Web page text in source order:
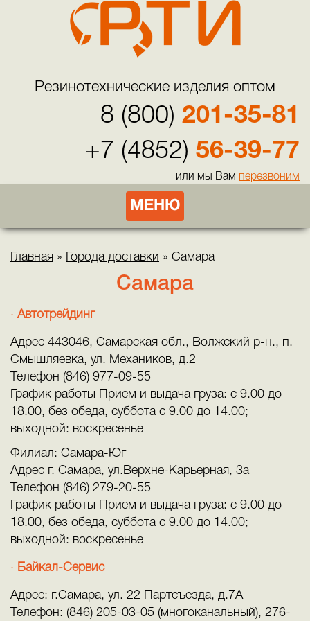
Резинотехнические изделия оптом
8 (800) 201-35-81
+7 (4852) 56-39-77
или мы Вам перезвоним
МЕНЮ
Главная » Города доставки » Самара
Самара
Автотрейдинг
Адрес 443046, Самарская обл., Волжский р-н., п.
Смышляевка, ул. Механиков, д.2
Телефон (846) 977-09-55
График работы Прием и выдача груза: с 9.00 до
18.00, без обеда, суббота с 9.00 до 14.00;
выходной: воскресенье
Филиал: Самара-Юг
Адрес г. Самара, ул.Верхне-Карьерная, 3а
Телефон (846) 279-20-55
График работы Прием и выдача груза: с 9.00 до
18.00, без обеда, суббота с 9.00 до 14.00;
выходной: воскресенье
Байкал-Сервис
Адрес: г.Самара, ул. 22 Партсъезда, д.7А
Телефон: (846) 205-03-05 (многоканальный), 276-